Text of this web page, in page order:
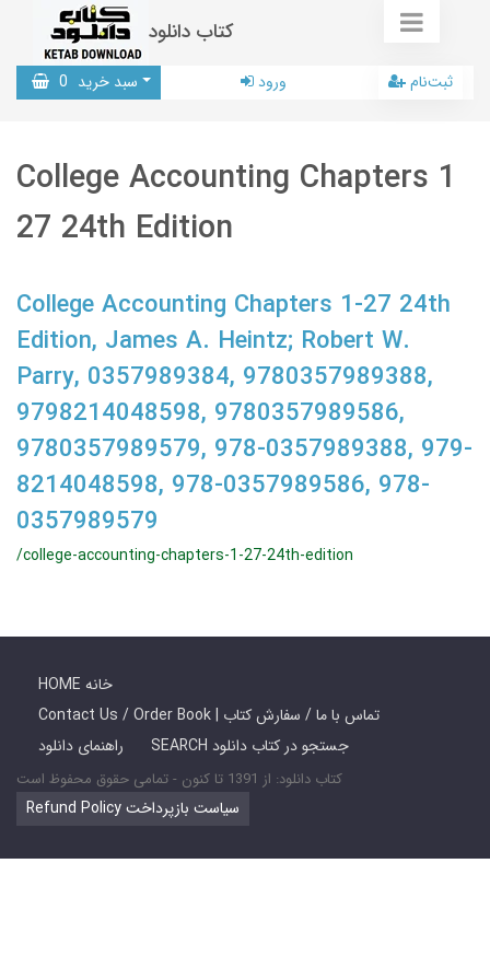
کتاب دانلود
سبد خرید 0 ورود ثبت‌نام
College Accounting Chapters 1
27 24th Edition
College Accounting Chapters 1-27 24th
Edition, James A. Heintz; Robert W.
Parry, 0357989384, 9780357989388,
9798214048598, 9780357989586,
9780357989579, 978-0357989388, 979-
8214048598, 978-0357989586, 978-
0357989579
/college-accounting-chapters-1-27-24th-edition
HOME خانه
Contact Us / Order Book | تماس با ما / سفارش کتاب
راهنمای دانلود
SEARCH جستجو در کتاب دانلود
کتاب دانلود: از 1391 تا کنون - تمامی حقوق محفوظ است
Refund Policy سیاست بازپرداخت